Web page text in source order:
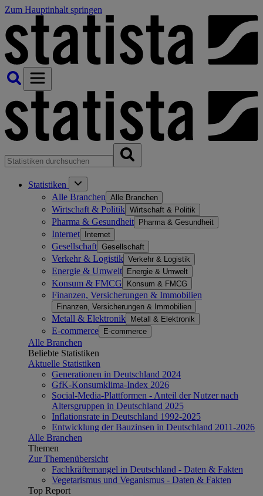
Zum Hauptinhalt springen
Statistiken
Alle Branchen Alle Branchen
Wirtschaft & Politik Wirtschaft & Politik
Pharma & Gesundheit Pharma & Gesundheit
Internet Internet
Gesellschaft Gesellschaft
Verkehr & Logistik Verkehr & Logistik
Energie & Umwelt Energie & Umwelt
Konsum & FMCG Konsum & FMCG
Finanzen, Versicherungen & Immobilien
Finanzen, Versicherungen & Immobilien
Metall & Elektronik Metall & Elektronik
E-commerce E-commerce
Alle Branchen
Beliebte Statistiken
Aktuelle Statistiken
Generationen in Deutschland 2024
GfK-Konsumklima-Index 2026
Social-Media-Plattformen - Anteil der Nutzer nach
Altersgruppen in Deutschland 2025
Inflationsrate in Deutschland 1992-2025
Entwicklung der Bauzinsen in Deutschland 2011-2026
Alle Branchen
Themen
Zur Themenübersicht
Fachkräftemangel in Deutschland - Daten & Fakten
Vegetarismus und Veganismus - Daten & Fakten
Top Report